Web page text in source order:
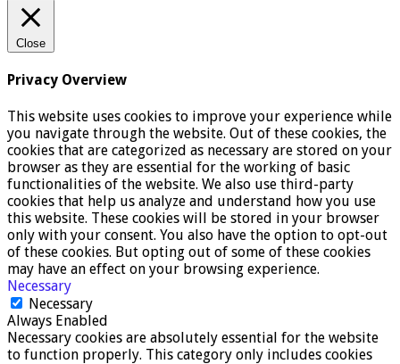
Close
Privacy Overview
This website uses cookies to improve your experience while
you navigate through the website. Out of these cookies, the
cookies that are categorized as necessary are stored on your
browser as they are essential for the working of basic
functionalities of the website. We also use third-party
cookies that help us analyze and understand how you use
this website. These cookies will be stored in your browser
only with your consent. You also have the option to opt-out
of these cookies. But opting out of some of these cookies
may have an effect on your browsing experience.
Necessary
Necessary
Always Enabled
Necessary cookies are absolutely essential for the website
to function properly. This category only includes cookies